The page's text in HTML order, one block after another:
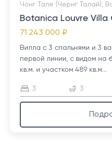
Чонг Тале (Чернг Талай),
Botanica Louvre Villa
71 243 000 ₽
Вилла с 3 спальнями и 3
первой линии, с видом на
кв.м. и участком 489 кв.м...
3 3